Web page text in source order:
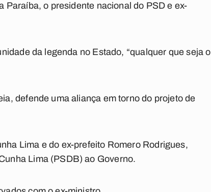
Paraíba, o presidente nacional do PSD e ex-
da legenda no Estado, “qualquer que seja o
defende uma aliança em torno do projeto de
Lima e do ex-prefeito Romero Rodrigues,
Lima (PSDB) ao Governo.